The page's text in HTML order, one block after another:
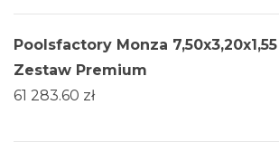
Poolsfactory Monza 7,50x3,20x1,55
Zestaw Premium
61 283.60 zł